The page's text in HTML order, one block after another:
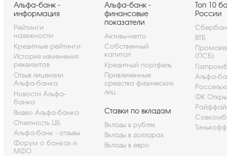
Альфа-банк -
информация
Рейтинги
надежности
Кредитные рейтинги
История изменения
реквизитов
Отзыв лицензии
Альфа-банка
Новости Альфа-
банка
Видео Альфа-банка
Отчетность ЦБ
Альфа-банк - отзывы
Форум о банках и
МФО
Альфа-банк -
финансовые
показатели
Активы-нетто
Собственный
капитал
Кредитный портфель
Привлеченные
средства физических
лиц
Ставки по вкладам
Вклады в рублях
Вклады в долларах
Вклады в евро
Топ 10
России
ВТБ
(ПСБ)
Альфа-
ФК